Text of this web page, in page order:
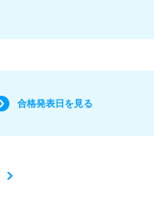
合格発表日を見る